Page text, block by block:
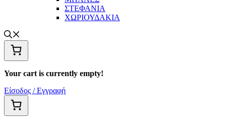
ΣΤΕΦΑΝΙΑ
ΧΩΡΙΟΥΔΑΚΙΑ
Your cart is currently empty!
Είσοδος / Εγγραφή